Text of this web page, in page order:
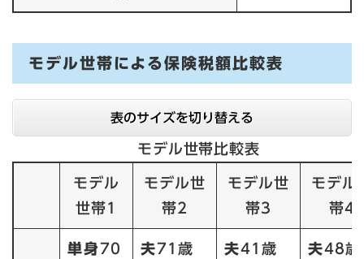
モデル世帯による保険税額比較表
表のサイズを切り替える
モデル世帯比較表
モデル
世帯1
モデル世
帯2
モデル世
帯3
モデル
帯4
単身70
夫71歳
夫41歳
夫48歳